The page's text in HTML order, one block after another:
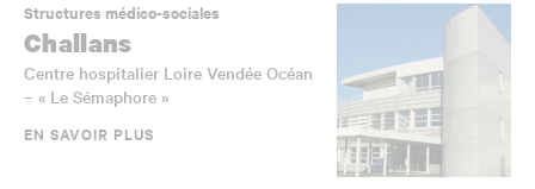
Structures médico-sociales
Challans
Centre hospitalier Loire Vendée Océan
– « Le Sémaphore »
EN SAVOIR PLUS